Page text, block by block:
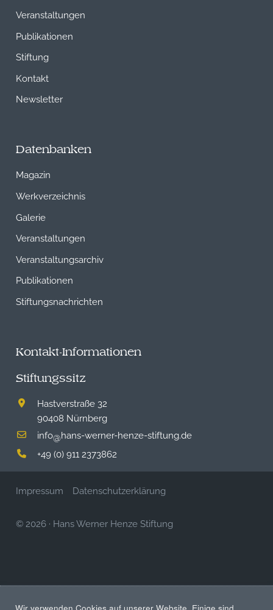
Veranstaltungen
Publikationen
Stiftung
Kontakt
Newsletter
Datenbanken
Magazin
Werkverzeichnis
Galerie
Veranstaltungen
Veranstaltungsarchiv
Publikationen
Stiftungsnachrichten
Kontakt-Informationen
Stiftungssitz
Hastverstraße 32
90408 Nürnberg
info@hans-werner-henze-stiftung.de
+49 (0) 911 2373862
Impressum Datenschutzerklärung
© 2026 · Hans Werner Henze Stiftung